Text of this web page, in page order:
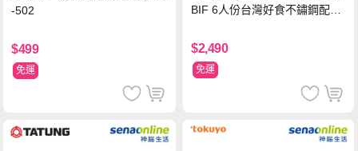
-502
$499
免運
BIF 6人份台灣好食不鏽鋼配件
$2,490
免運